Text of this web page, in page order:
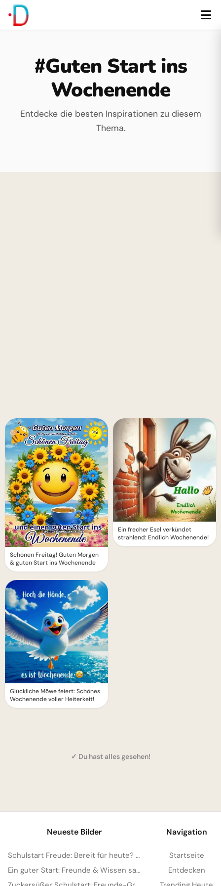
#Guten Start ins
Wochenende
Entdecke die besten Inspirationen zu diesem
Thema.
Schönen Freitag! Guten Morgen
& guten Start ins Wochenende
Glückliche Möwe feiert: Schönes
Wochenende voller Heiterkeit!
Ein frecher Esel verkündet
strahlend: Endlich Wochenende!
✓ Du hast alles gesehen!
Neueste Bilder
Schulstart Freude: Bereit für heute? Witzige Bilder für Facebook & WhatsApp!
Ein guter Start: Freunde & Wissen sammeln für Instagram
Navigation
Startseite
Entdecken